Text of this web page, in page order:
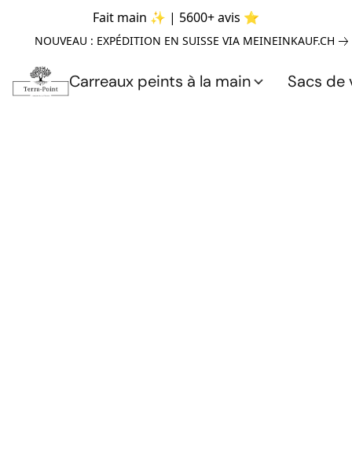
Fait main ✨ | 5600+ avis ⭐
NOUVEAU : EXPÉDITION EN SUISSE VIA MEINEINKAUF.CH
Carreaux peints à la main Sacs